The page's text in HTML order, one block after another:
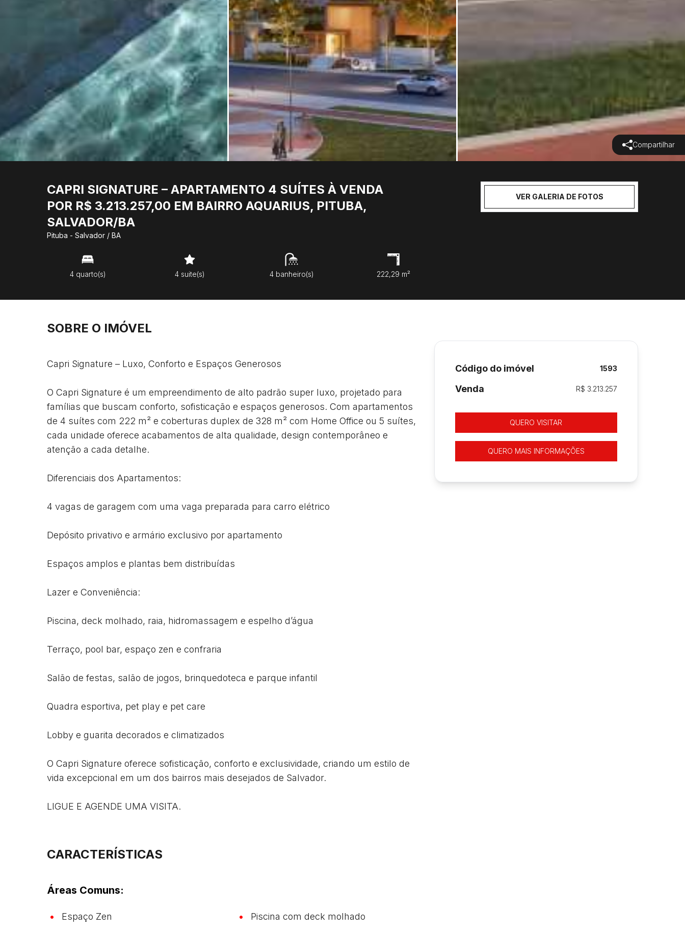
Compartilhar
CAPRI SIGNATURE – APARTAMENTO 4 SUÍTES À VENDA
POR R$ 3.213.257,00 EM BAIRRO AQUARIUS, PITUBA,
SALVADOR/BA
Pituba - Salvador / BA
VER GALERIA DE FOTOS
4 quarto(s) 4 suite(s) 4 banheiro(s) 222,29 m²
SOBRE O IMÓVEL
Capri Signature – Luxo, Conforto e Espaços Generosos
O Capri Signature é um empreendimento de alto padrão super luxo, projetado para
famílias que buscam conforto, sofisticação e espaços generosos. Com apartamentos
de 4 suítes com 222 m² e coberturas duplex de 328 m² com Home Office ou 5 suítes,
cada unidade oferece acabamentos de alta qualidade, design contemporâneo e
atenção a cada detalhe.
Diferenciais dos Apartamentos:
4 vagas de garagem com uma vaga preparada para carro elétrico
Depósito privativo e armário exclusivo por apartamento
Espaços amplos e plantas bem distribuídas
Lazer e Conveniência:
Piscina, deck molhado, raia, hidromassagem e espelho d’água
Terraço, pool bar, espaço zen e confraria
Salão de festas, salão de jogos, brinquedoteca e parque infantil
Quadra esportiva, pet play e pet care
Lobby e guarita decorados e climatizados
O Capri Signature oferece sofisticação, conforto e exclusividade, criando um estilo de
vida excepcional em um dos bairros mais desejados de Salvador.
LIGUE E AGENDE UMA VISITA.
CARACTERÍSTICAS
Áreas Comuns:
Espaço Zen Piscina com deck molhado
Código do imóvel 1593
Venda R$ 3.213.257
QUERO VISITAR
QUERO MAIS INFORMAÇÕES